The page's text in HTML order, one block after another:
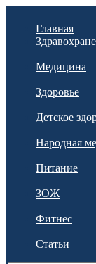
Главная
Медицина
Здоровье
Детское
Народная
Питание
ЗОЖ
Фитнес
Статьи